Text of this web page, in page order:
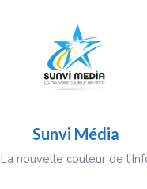
Sunvi Média
La nouvelle couleur de